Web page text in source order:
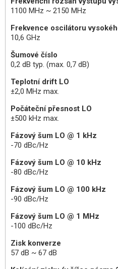
1100 MHz ~ 2150 MHz
Frekvence oscilátoru
10,6 GHz
Šumové číslo
0,2 dB typ. (max. 0,7 dB)
Teplotní drift LO
±2,0 MHz max.
Počáteční přesnost LO
±500 kHz max.
Fázový šum LO @ 1 kHz
-70 dBc/Hz
Fázový šum LO @ 10 kHz
-80 dBc/Hz
Fázový šum LO @ 100 kHz
-90 dBc/Hz
Fázový šum LO @ 1 MHz
-100 dBc/Hz
Zisk konverze
57 dB ~ 67 dB